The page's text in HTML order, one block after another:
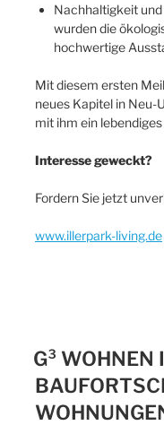
Nachhaltigkeit
wurden die
hochwertige
Mit diesem ersten
neues Kapitel in Neu-
mit ihm ein
Interesse geweckt?
Fordern Sie jetzt
www.illerpark-living.de
G³ WOHNEN